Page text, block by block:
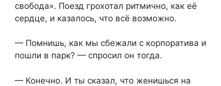
свобода». Поезд грохотал ритмично, как её
сердце, и казалось, что всё возможно.
— Помнишь, как мы сбежали с корпоратива и
пошли в парк? — спросил он тогда.
— Конечно. И ты сказал, что женишься на